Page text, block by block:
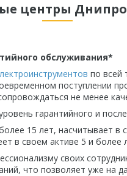
центры
обслуживания*
по всей
поступлении
не менее
гарантийного и
15 лет, насчитывает в
в своем активе 5 и
своих
что позволяет уже на